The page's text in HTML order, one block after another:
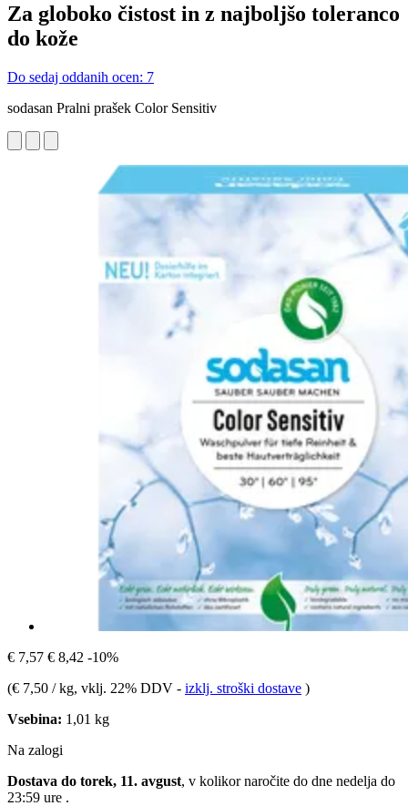
Za globoko čistost in z najboljšo toleranco
do kože
Do sedaj oddanih ocen: 7
sodasan Pralni prašek Color Sensitiv
€ 7,57 € 8,42 -10%
(€ 7,50 / kg, vklj. 22% DDV - izklj. stroški dostave )
Vsebina: 1,01 kg
Na zalogi
Dostava do torek, 11. avgust, v kolikor naročite do dne nedelja do
23:59 ure .